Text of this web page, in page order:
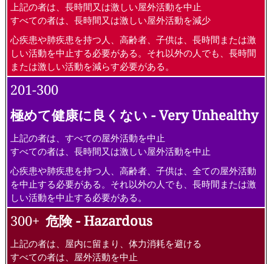
上記の者は、長時間又は激しい屋外活動を中止
すべての者は、長時間又は激しい屋外活動を減少
心疾患や肺疾患を持つ人、高齢者、子供は、長時間または激
しい活動を中止する必要がある。それ以外の人でも、長時間
または激しい活動を減らす必要がある。
201-300
極めて健康に良くない - Very Unhealthy
上記の者は、すべての屋外活動を中止
すべての者は、長時間又は激しい屋外活動を中止
心疾患や肺疾患を持つ人、高齢者、子供は、全ての屋外活動
を中止する必要がある。それ以外の人でも、長時間または激
しい活動を中止する必要がある。
300+ 危険 - Hazardous
上記の者は、屋内に留まり、体力消耗を避ける
すべての者は、屋外活動を中止